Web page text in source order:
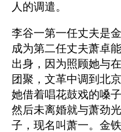
人的调遣。
李谷一第一任丈夫是
成为第二任丈夫萧卓
出身，因为照顾她与
团聚，文革中调到北
她借着唱花鼓戏的嗓
然后未离婚就与萧劲
子，现名叫萧一。金